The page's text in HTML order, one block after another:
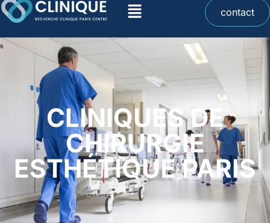
contact
CLINIQUES DE
CHIRURGIE
ESTHÉTIQUE PARIS